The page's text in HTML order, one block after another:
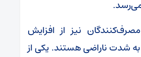
نیز از افزایش
شدت ناراضی هستند. یکی از